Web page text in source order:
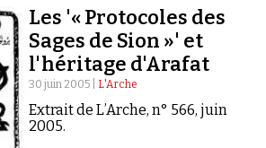
Les '« Protocoles des
Sages de Sion »' et
l'héritage d'Arafat
30 juin 2005 | L'Arche
Extrait de L’Arche, n° 566, juin
2005.